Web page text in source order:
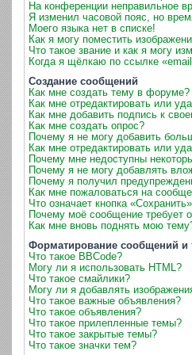
На конференции неправильное
Я изменил часовой пояс, но
Моего языка нет в списке!
Как я могу поместить
Что такое звание и как я могу
Когда я щёлкаю по ссылке
Создание сообщений
Как мне создать тему в форуме?
Как мне отредактировать или
Как мне добавить подпись к
Как мне создать опрос?
Почему я не могу добавить
Как мне отредактировать или
Почему мне недоступны
Почему я не могу добавлять
Почему я получил
Как мне пожаловаться на
Что означает кнопка
Почему моё сообщение требует
Как мне вновь поднять мою
Форматирование сообщений и
Что такое BBCode?
Могу ли я использовать HTML?
Что такое смайлики?
Могу ли я добавлять
Что такое важные объявления?
Что такое объявления?
Что такое прилепленные темы?
Что такое закрытые темы?
Что такое значки тем?